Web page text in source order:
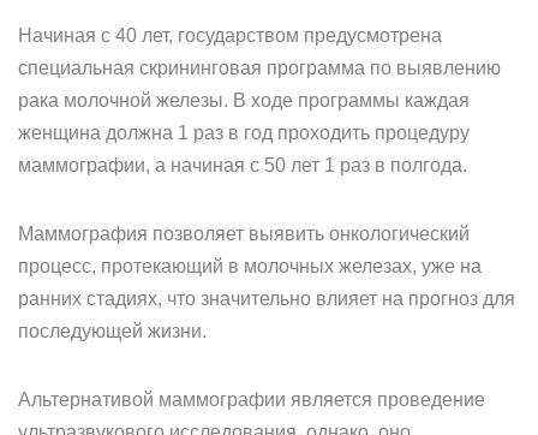
Начиная с 40 лет, государством предусмотрена
специальная скрининговая программа по выявлению
рака молочной железы. В ходе программы каждая
женщина должна 1 раз в год проходить процедуру
маммографии, а начиная с 50 лет 1 раз в полгода.
Маммография позволяет выявить онкологический
процесс, протекающий в молочных железах, уже на
ранних стадиях, что значительно влияет на прогноз для
последующей жизни.
Альтернативой маммографии является проведение